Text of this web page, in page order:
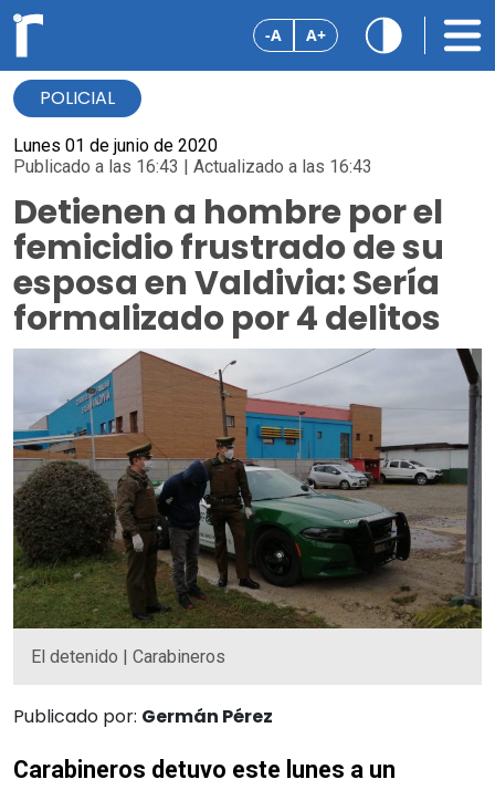
-A A+
POLICIAL
Lunes 01 de junio de 2020
Publicado a las 16:43 | Actualizado a las 16:43
Detienen a hombre por el
femicidio frustrado de su
esposa en Valdivia: Sería
formalizado por 4 delitos
El detenido | Carabineros
Publicado por: Germán Pérez
Carabineros detuvo este lunes a un